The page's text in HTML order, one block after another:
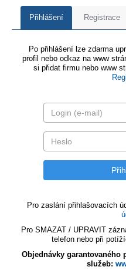
Přihlášení Registrace
Po přihlášení lze zdarma
profil nebo odkaz na www
si přidat firmu nebo www
Pro zaslání přihlašovacích
Pro SMAZAT / UPRAVIT
telefon nebo při
Objednávky
služeb: